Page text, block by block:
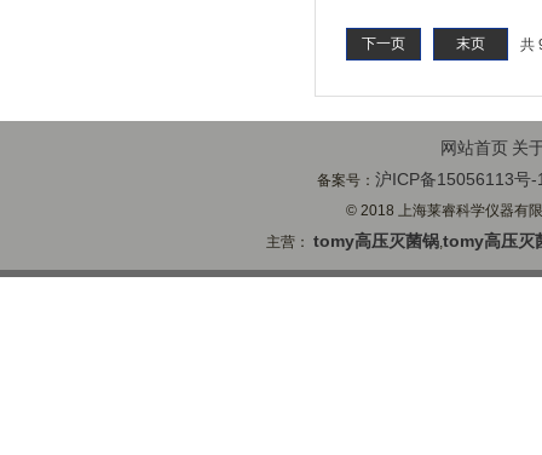
共
下一页 末页
网站首页 关
备案号：沪ICP备15056113号-
© 2018 上海莱睿科学仪器有
主营：tomy高压灭菌锅,tomy高压灭